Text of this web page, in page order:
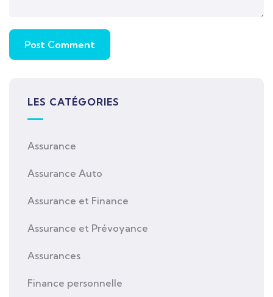
LES CATÉGORIES
Assurance
Assurance Auto
Assurance et Finance
Assurance et Prévoyance
Assurances
Finance personnelle